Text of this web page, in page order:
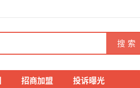
搜 索
招商加盟 投诉曝光